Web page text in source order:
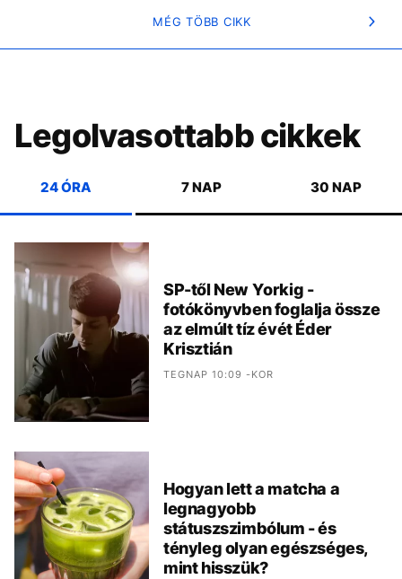
MÉG TÖBB CIKK
Legolvasottabb cikkek
24 ÓRA 7 NAP 30 NAP
SP-től New Yorkig -
fotókönyvben foglalja össze
az elmúlt tíz évét Éder
Krisztián
TEGNAP 10:09 -KOR
Hogyan lett a matcha a
legnagyobb
státuszszimbólum - és
tényleg olyan egészséges,
mint hisszük?